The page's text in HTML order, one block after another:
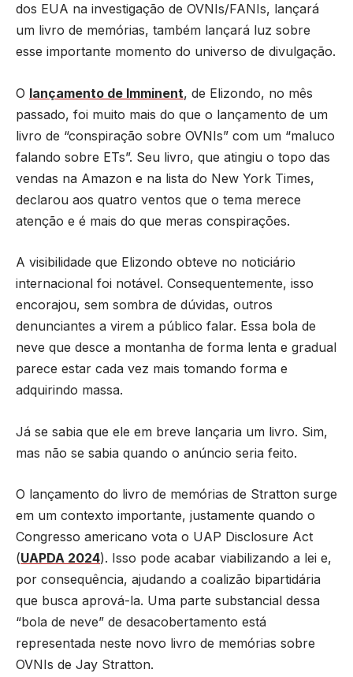
dos EUA na investigação de OVNIs/FANIs, lançará
um livro de memórias, também lançará luz sobre
esse importante momento do universo de divulgação.
O lançamento de Imminent, de Elizondo, no mês
passado, foi muito mais do que o lançamento de um
livro de “conspiração sobre OVNIs” com um “maluco
falando sobre ETs”. Seu livro, que atingiu o topo das
vendas na Amazon e na lista do New York Times,
declarou aos quatro ventos que o tema merece
atenção e é mais do que meras conspirações.
A visibilidade que Elizondo obteve no noticiário
internacional foi notável. Consequentemente, isso
encorajou, sem sombra de dúvidas, outros
denunciantes a virem a público falar. Essa bola de
neve que desce a montanha de forma lenta e gradual
parece estar cada vez mais tomando forma e
adquirindo massa.
Já se sabia que ele em breve lançaria um livro. Sim,
mas não se sabia quando o anúncio seria feito.
O lançamento do livro de memórias de Stratton surge
em um contexto importante, justamente quando o
Congresso americano vota o UAP Disclosure Act
(UAPDA 2024). Isso pode acabar viabilizando a lei e,
por consequência, ajudando a coalizão bipartidária
que busca aprová-la. Uma parte substancial dessa
“bola de neve” de desacobertamento está
representada neste novo livro de memórias sobre
OVNIs de Jay Stratton.